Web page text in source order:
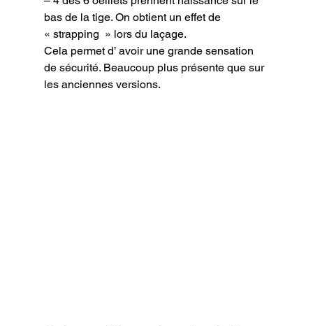
bas de la tige. On obtient un effet de
« strapping  » lors du laçage.
Cela permet d’ avoir une grande sensation
de sécurité. Beaucoup plus présente que sur
les anciennes versions.